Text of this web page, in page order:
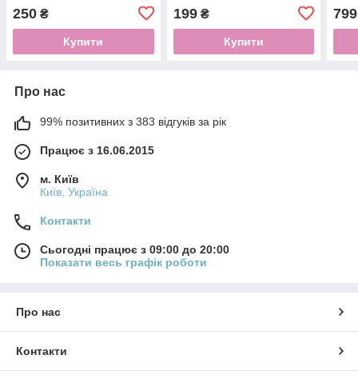
250 ₴
Купити
199₴
Купити
799
Про нас
99% позитивних з 383 відгуків за рік
Працює з 16.06.2015
м. Київ
Київ, Україна
Контакти
Сьогодні працює з 09:00 до 20:00
Показати весь графік роботи
Про нас
Контакти